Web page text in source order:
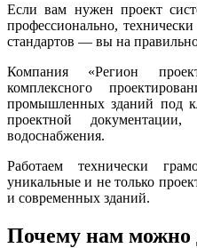
Если вам нужен проект
профессионально,
стандартов — вы на
Компания «Регион
комплексного
промышленных зданий под
проектной
водоснабжения.
Работаем технически
уникальные и не только
и современных зданий.
Почему нам можно